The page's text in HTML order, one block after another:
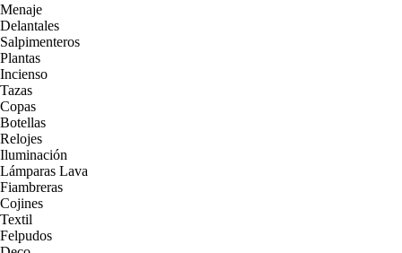
Menaje
Delantales
Salpimenteros
Plantas
Incienso
Tazas
Copas
Botellas
Relojes
Iluminación
Lámparas Lava
Fiambreras
Cojines
Textil
Felpudos